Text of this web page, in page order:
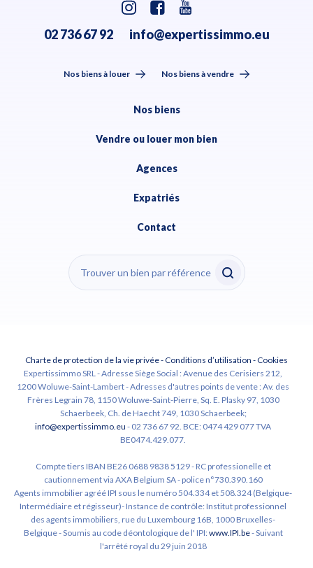
02 736 67 92 info@expertissimmo.eu
Nos biens à louer Nos biens à vendre
Nos biens
Vendre ou louer mon bien
Agences
Expatriés
Contact
Charte de protection de la vie privée-Conditions d’utilisation -Cookies
Expertissimmo SRL - Adresse Siège Social : Avenue des Cerisiers 212,
1200 Woluwe-Saint-Lambert - Adresses d'autres points de vente : Av. des
Frères Legrain 78, 1150 Woluwe-Saint-Pierre, Sq. E. Plasky 97, 1030
Schaerbeek, Ch. de Haecht 749, 1030 Schaerbeek;
info@expertissimmo.eu - 02 736 67 92. BCE: 0474 429 077 TVA
BE0474.429.077.
Compte tiers IBAN BE26 0688 9838 5129 - RC professionelle et
cautionnement via AXA Belgium SA - police n°730.390.160
Agents immobilier agréé IPI sous le numéro 504.334 et 508.324 (Belgique-
Intermédiaire et régisseur)- Instance de contrôle: Institut professionnel
des agents immobiliers, rue du Luxembourg 16B, 1000 Bruxelles-
Belgique - Soumis au code déontologique de l' IPI:www.IPI.be- Suivant
l'arrêté royal du 29 juin 2018